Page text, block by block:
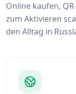
Online kaufen,
zum Aktivieren
den Alltag in